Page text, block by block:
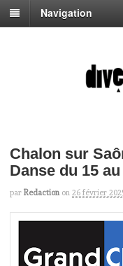
Navigation
Chalon sur
Danse du 15
par Redaction on 26 février